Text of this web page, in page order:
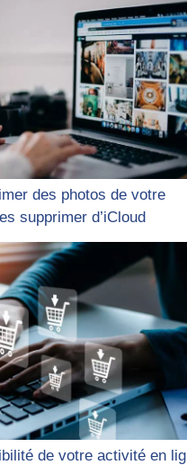
des photos de votre
supprimer d’iCloud
de votre activité en